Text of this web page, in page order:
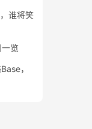
谁将笑
览
，